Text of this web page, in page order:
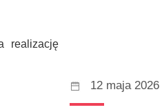
realizację
12 maja 2026